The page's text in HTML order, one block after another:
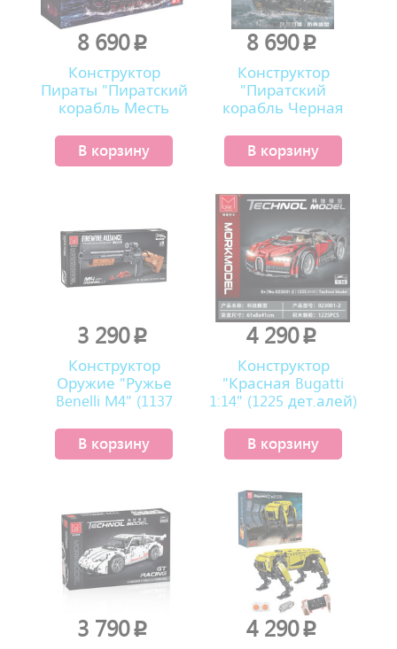
8 690p
Конструктор
Пираты "Пиратский
корабль Месть
(3139 деталей)
В корзину
8 690p
Конструктор
"Пиратский
корабль Черная
деталей)
В корзину
3 290p
Конструктор
Оружие "Ружье
Benelli M4" (1137
В корзину
4 290p
Конструктор
"Красная Bugatti
1:14" (1225 дет.алей)
В корзину
3 790p 4 290p